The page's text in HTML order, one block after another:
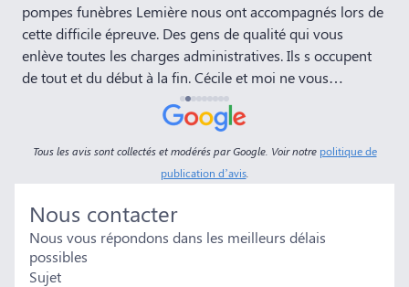
pompes funèbres Lemière nous ont accompagnés lors de
cette difficile épreuve. Des gens de qualité qui vous
enlève toutes les charges administratives. Ils s occupent
de tout et du début à la fin. Cécile et moi ne vous
remercieront jamais assez! Bravo
Tous les avis sont collectés et modérés par Google. Voir notre politique de
publication d’avis.
Nous contacter
Nous vous répondons dans les meilleurs délais
possibles
Sujet